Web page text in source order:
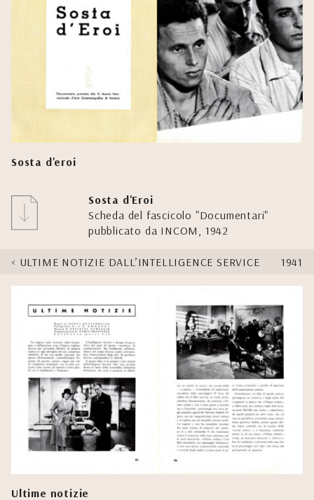
Sosta d'eroi
Sosta d'Eroi
Scheda del fascicolo "Documentari"
pubblicato da INCOM, 1942
ULTIME NOTIZIE DALL’INTELLIGENCE SERVICE 1941
Ultime notizie